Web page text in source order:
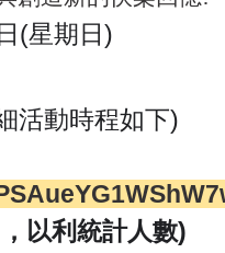
(星期日)
活動時程如下)
以利統計人數)